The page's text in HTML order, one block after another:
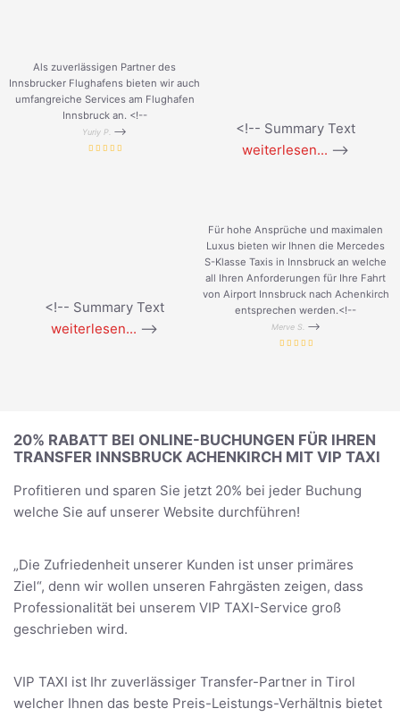
Als zuverlässigen Partner des
Innsbrucker Flughafens bieten wir auch
umfangreiche Services am Flughafen
Innsbruck an. <!--
Yuriy P. -->
<!-- Summary Text
weiterlesen... -->
<!-- Summary Text
weiterlesen... -->
Für hohe Ansprüche und maximalen
Luxus bieten wir Ihnen die Mercedes
S-Klasse Taxis in Innsbruck an welche
all Ihren Anforderungen für Ihre Fahrt
von Airport Innsbruck nach Achenkirch
entsprechen werden.<!--
Merve S. -->
20% RABATT BEI ONLINE-BUCHUNGEN FÜR IHREN
TRANSFER INNSBRUCK ACHENKIRCH MIT VIP TAXI
Profitieren und sparen Sie jetzt 20% bei jeder Buchung
welche Sie auf unserer Website durchführen!
„Die Zufriedenheit unserer Kunden ist unser primäres
Ziel“, denn wir wollen unseren Fahrgästen zeigen, dass
Professionalität bei unserem VIP TAXI-Service groß
geschrieben wird.
VIP TAXI ist Ihr zuverlässiger Transfer-Partner in Tirol
welcher Ihnen das beste Preis-Leistungs-Verhältnis bietet